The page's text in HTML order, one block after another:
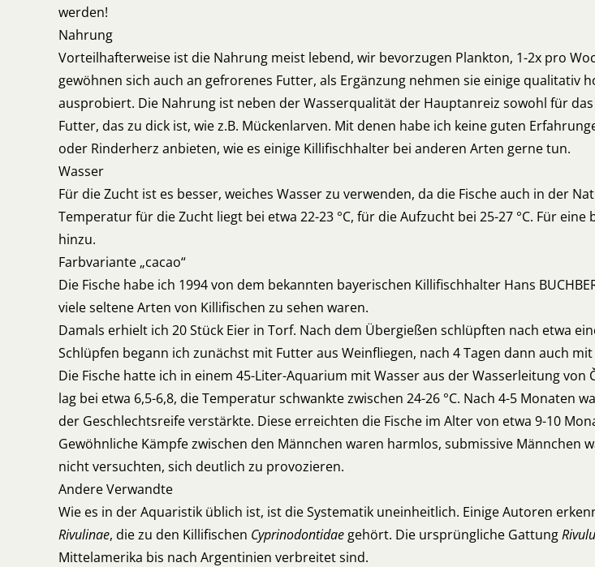
werden!
Nahrung
Vorteilhafterweise ist die Nahrung meist lebend, wir bevorzugen Plankton, 1-2x pro
gewöhnen sich auch an gefrorenes Futter, als Ergänzung nehmen sie einige qualitativ
ausprobiert. Die Nahrung ist neben der Wasserqualität der Hauptanreiz sowohl für
Futter, das zu dick ist, wie z.B. Mückenlarven. Mit denen habe ich keine guten
oder Rinderherz anbieten, wie es einige Killifischhalter bei anderen Arten gerne tun.
Wasser
Für die Zucht ist es besser, weiches Wasser zu verwenden, da die Fische auch in der
Temperatur für die Zucht liegt bei etwa 22-23 °C, für die Aufzucht bei 25-27 °C. Für
hinzu.
Farbvariante „cacao“
Die Fische habe ich 1994 von dem bekannten bayerischen Killifischhalter Hans
viele seltene Arten von Killifischen zu sehen waren.
Damals erhielt ich 20 Stück Eier in Torf. Nach dem Übergießen schlüpften nach etwa
Schlüpfen begann ich zunächst mit Futter aus Weinfliegen, nach 4 Tagen dann auch
Die Fische hatte ich in einem 45-Liter-Aquarium mit Wasser aus der Wasserleitung
lag bei etwa 6,5-6,8, die Temperatur schwankte zwischen 24-26 °C. Nach 4-5
der Geschlechtsreife verstärkte. Diese erreichten die Fische im Alter von etwa 9-10
Gewöhnliche Kämpfe zwischen den Männchen waren harmlos, submissive
nicht versuchten, sich deutlich zu provozieren.
Andere Verwandte
Wie es in der Aquaristik üblich ist, ist die Systematik uneinheitlich. Einige Autoren
Rivulinae, die zu den Killifischen Cyprinodontidae gehört. Die ursprüngliche Gattung
Mittelamerika bis nach Argentinien verbreitet sind.